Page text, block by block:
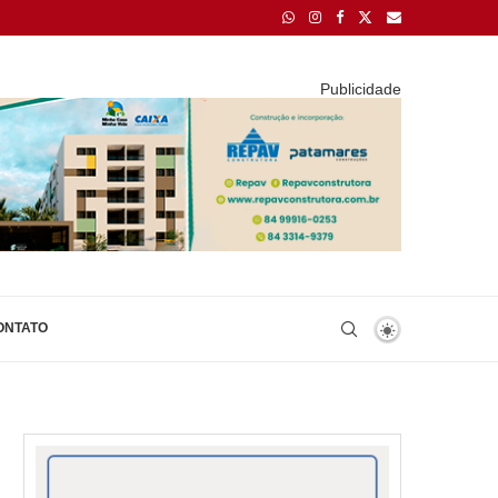
Publicidade